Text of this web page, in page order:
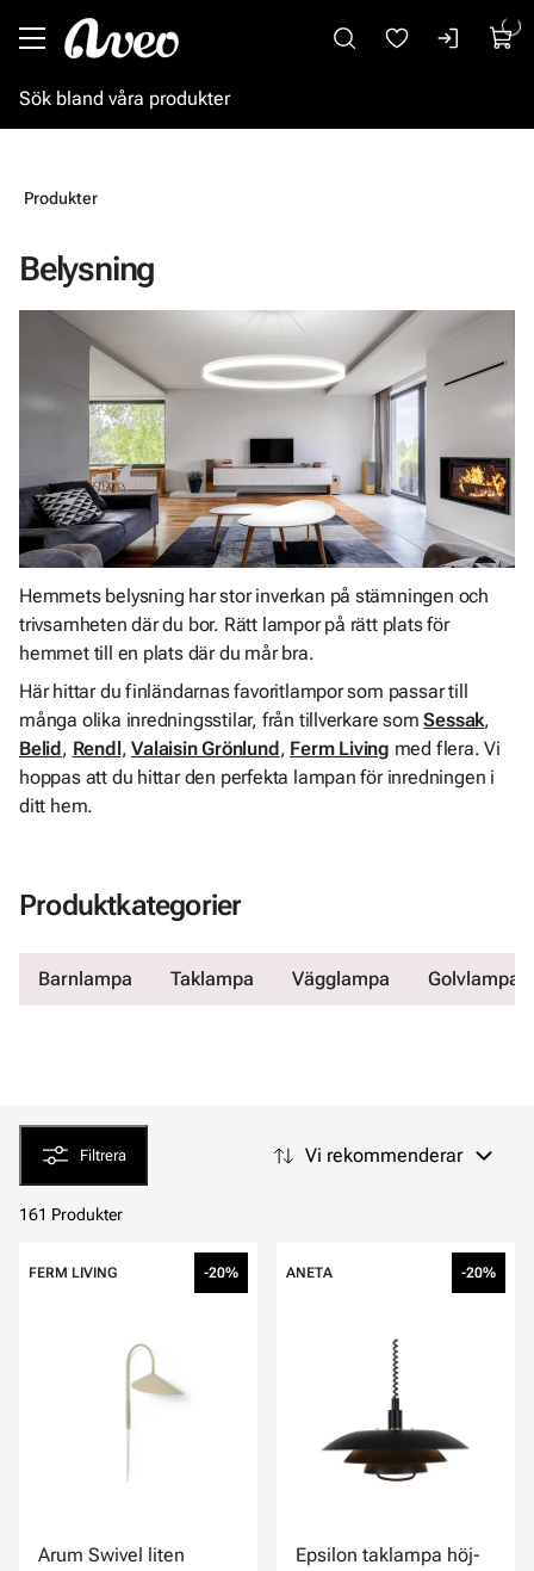
Produkter
Belysning
Hemmets belysning har stor inverkan på stämningen och
trivsamheten där du bor. Rätt lampor på rätt plats för
hemmet till en plats där du mår bra.
Här hittar du finländarnas favoritlampor som passar till
många olika inredningsstilar, från tillverkare somSessak,
Belid , Rendl ,Valaisin Grönlund , Ferm Living med flera. Vi
hoppas att du hittar den perfekta lampan för inredningen i
ditt hem.
Produktkategorier
Barnlampa Taklampa Vägglampa Golvlampa
Filtrera Vi rekommenderar
161 Produkter
FERM LIVING -20%
Arum Swivel liten
ANETA -20%
Epsilon taklampa höj-